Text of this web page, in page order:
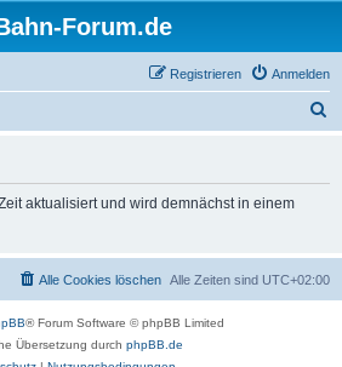
Forum.de
Anmelden
Registrieren
aktualisiert und wird demnächst in einem
Alle Zeiten sind UTC+02:00
Alle Cookies löschen
® Forum Software © phpBB Limited
Übersetzung durch phpBB.de